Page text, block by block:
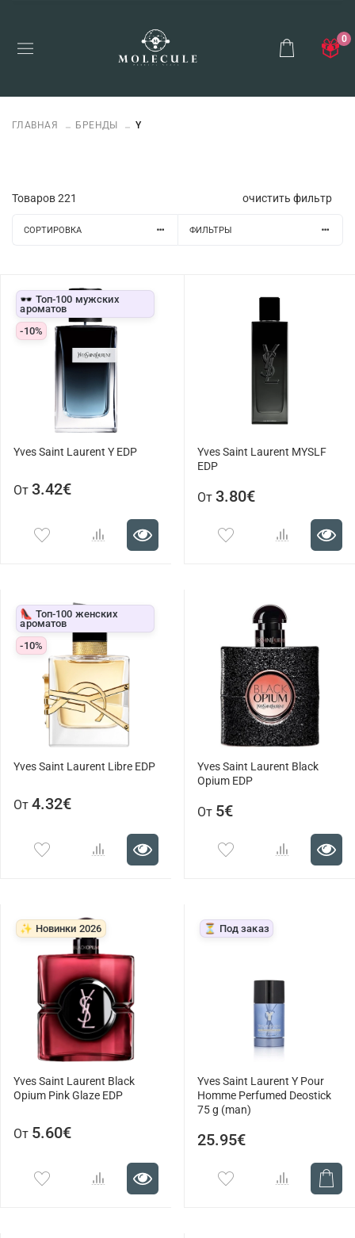
0
ГЛАВНАЯ БРЕНДЫ Y
Товаров221 очистить фильтр
СОРТИРОВКА ФИЛЬТРЫ
🕶️ Топ-100 мужских
ароматов
-10%
Yves Saint Laurent Y EDP
От 3.42€
Yves Saint Laurent MYSLF
EDP
От 3.80€
👠 Топ-100 женских
ароматов
-10%
Yves Saint Laurent Libre EDP
От 4.32€
Yves Saint Laurent Black
Opium EDP
От 5€
✨ Новинки 2026
Yves Saint Laurent Black
Opium Pink Glaze EDP
От 5.60€
⏳ Под заказ
Yves Saint Laurent Y Pour
Homme Perfumed Deostick
75 g (man)
25.95€